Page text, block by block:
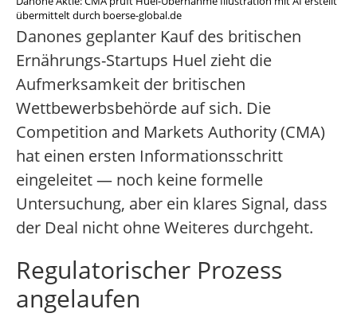
übermittelt durch boerse-global.de
Danones geplanter Kauf des britischen
Ernährungs-Startups Huel zieht die
Aufmerksamkeit der britischen
Wettbewerbsbehörde auf sich. Die
Competition and Markets Authority (CMA)
hat einen ersten Informationsschritt
eingeleitet — noch keine formelle
Untersuchung, aber ein klares Signal, dass
der Deal nicht ohne Weiteres durchgeht.
Regulatorischer Prozess
angelaufen